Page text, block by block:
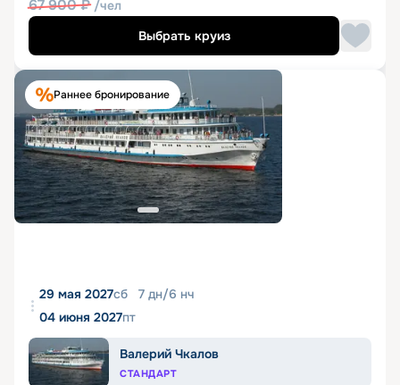
67 900₽ /чел
Выбрать круиз
Раннее бронирование
29 мая 2027сб 7 дн/6 нч
04 июня 2027пт
Валерий Чкалов
СТАНДАРТ